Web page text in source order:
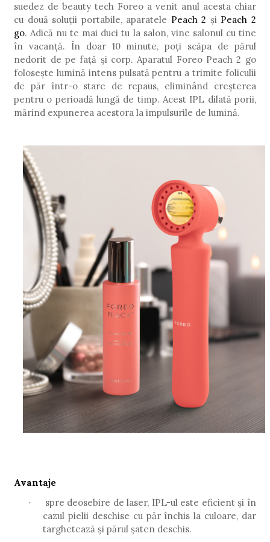
suedez de beauty tech Foreo a venit anul acesta chiar
cu douăsoluții portabile, aparatele Peach 2 și Peach 2
go. Adică nu te mai duci tu la salon, vine salonul cu tine
în vacanță. În doar 10 minute, poți scăpa de părul
nedorit de pe față și corp. Aparatul Foreo Peach 2 go
folosește lumină intens pulsată pentru a trimite foliculii
de păr într-o stare de repaus, eliminând creșterea
pentru o perioadălungă de timp. Acest IPL dilată porii,
mărind expunerea acestora la impulsurile de lumină.
Avantaje
·
spre deosebire de laser, IPL-ul este eficient și în
cazul pielii deschise cu păr închis la culoare, dar
targhetează și părul șaten deschis.